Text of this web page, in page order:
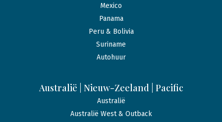
Mexico
Panama
Peru & Bolivia
Suriname
Autohuur
Australië | Nieuw-Zeeland | Pacific
Australië
Australië West & Outback